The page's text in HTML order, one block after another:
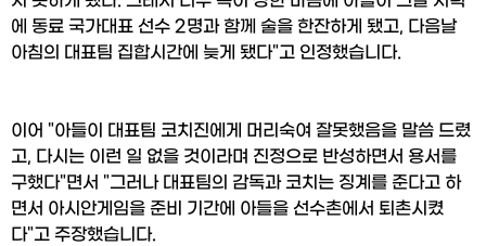
에 동료 국가대표 선수 2명과 함께 술을 한잔하게 됐고, 다음날
아침의 대표팀 집합시간에 늦게 됐다"고 인정했습니다.
이어 "아들이 대표팀 코치진에게 머리숙여 잘못했음을 말씀 드렸
고, 다시는 이런 일 없을 것이라며 진정으로 반성하면서 용서를
구했다"면서 "그러나 대표팀의 감독과 코치는 징계를 준다고 하
면서 아시안게임을 준비 기간에 아들을 선수촌에서 퇴촌시켰
다"고 주장했습니다.